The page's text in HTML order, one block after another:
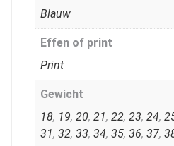
Blauw
Effen of print
Print
Gewicht
18, 19, 20, 21, 22, 23, 24,
31, 32, 33, 34, 35, 36, 37,